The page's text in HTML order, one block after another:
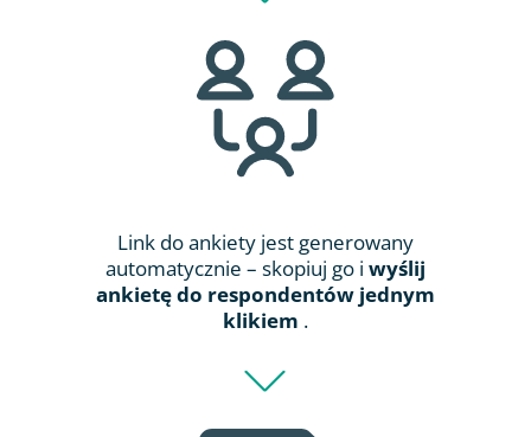
Link do ankiety jest generowany
automatycznie – skopiuj go i wyślij
ankietę do respondentów jednym
klikiem .